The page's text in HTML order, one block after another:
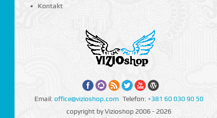
Kontakt
Email: office@vizioshop.com Telefon: +381 60 030 90 50
copyright by Vizioshop 2006 - 2026